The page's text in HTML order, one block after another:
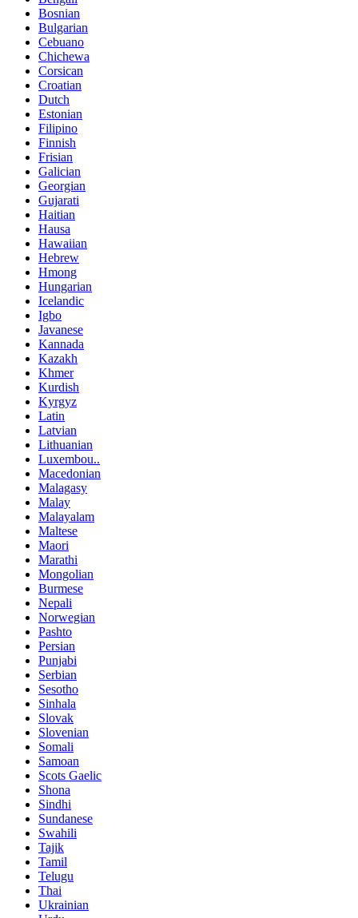
Bosnian
Bulgarian
Cebuano
Chichewa
Corsican
Croatian
Dutch
Estonian
Filipino
Finnish
Frisian
Galician
Georgian
Gujarati
Haitian
Hausa
Hawaiian
Hebrew
Hmong
Hungarian
Icelandic
Igbo
Javanese
Kannada
Kazakh
Khmer
Kurdish
Kyrgyz
Latin
Latvian
Lithuanian
Luxembou..
Macedonian
Malagasy
Malay
Malayalam
Maltese
Maori
Marathi
Mongolian
Burmese
Nepali
Norwegian
Pashto
Persian
Punjabi
Serbian
Sesotho
Sinhala
Slovak
Slovenian
Somali
Samoan
Scots Gaelic
Shona
Sindhi
Sundanese
Swahili
Tajik
Tamil
Telugu
Thai
Ukrainian